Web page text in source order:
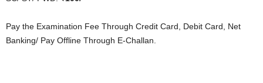
Pay the Examination Fee Through Credit Card, Debit Card, Net
Banking/ Pay Offline Through E-Challan.